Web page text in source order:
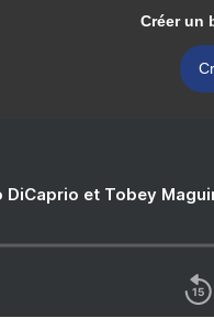
Créer un
DiCaprio et Tobey